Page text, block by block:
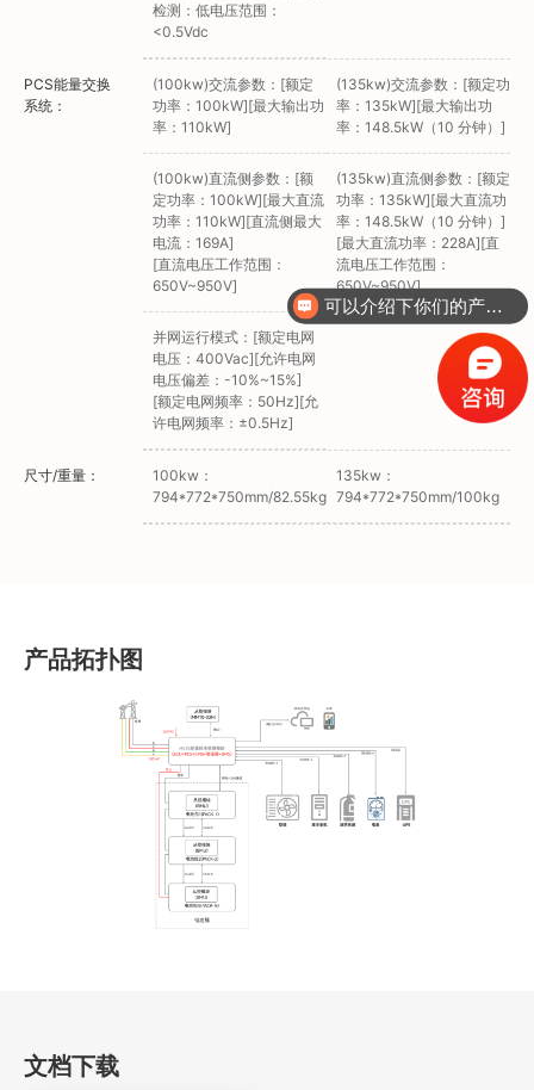
检测：低电压范围：
<0.5Vdc
PCS能量交换
系统：
(100kw)交流参数：[额定
功率：100kW][最大输出功
率：110kW]
(135kw)交流参数：[额定功
率：135kW][最大输出功
率：148.5kW（10 分钟）]
(100kw)直流侧参数：[额
定功率：100kW][最大直流
功率：110kW][直流侧最大
电流：169A]
[直流电压工作范围：
650V~950V]
(135kw)直流侧参数：[额定
功率：135kW][最大直流功
率：148.5kW（10 分钟）]
[最大直流功率：228A][直
流电压工作范围：
650V~950V]
并网运行模式：[额定电网
电压：400Vac][允许电网
电压偏差：-10%~15%]
[额定电网频率：50Hz][允
许电网频率：±0.5Hz]
尺寸/重量：
100kw：
794*772*750mm/82.55kg
135kw：
794*772*750mm/100kg
产品拓扑图
文档下载
可以介绍下你们的产品么？